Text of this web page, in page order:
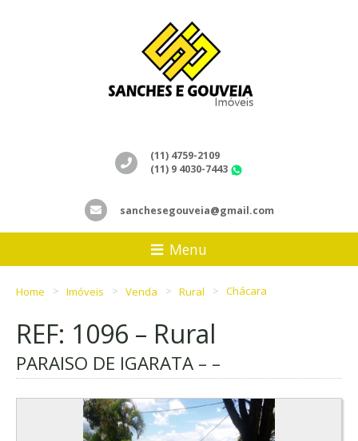
(11) 4759-2109
(11) 9 4030-7443
sanchesegouveia@gmail.com
Menu
Home Imóveis Venda Rural Chácara
REF: 1096 – Rural
PARAISO DE IGARATA – –